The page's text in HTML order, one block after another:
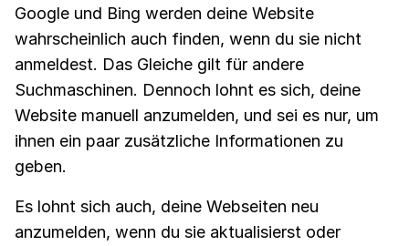
Google und Bing werden deine Website
wahrscheinlich auch finden, wenn du sie nicht
anmeldest. Das Gleiche gilt für andere
Suchmaschinen. Dennoch lohnt es sich, deine
Website manuell anzumelden, und sei es nur, um
ihnen ein paar zusätzliche Informationen zu
geben.
Es lohnt sich auch, deine Webseiten neu
anzumelden, wenn du sie aktualisierst oder